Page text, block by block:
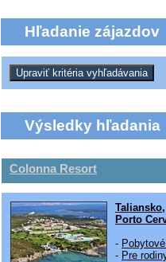
Hľadanie zájazdov
Výsledky hľadania
Colonna Resort
Taliansko
Porto
-
- Pre